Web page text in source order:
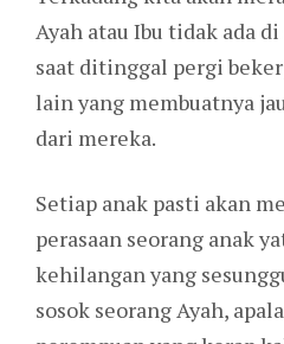
Ayah atau Ibu tidak ada
saat ditinggal pergi
lain yang membuatnya
dari mereka.
Setiap anak pasti akan
perasaan seorang anak
kehilangan yang
sosok seorang Ayah,